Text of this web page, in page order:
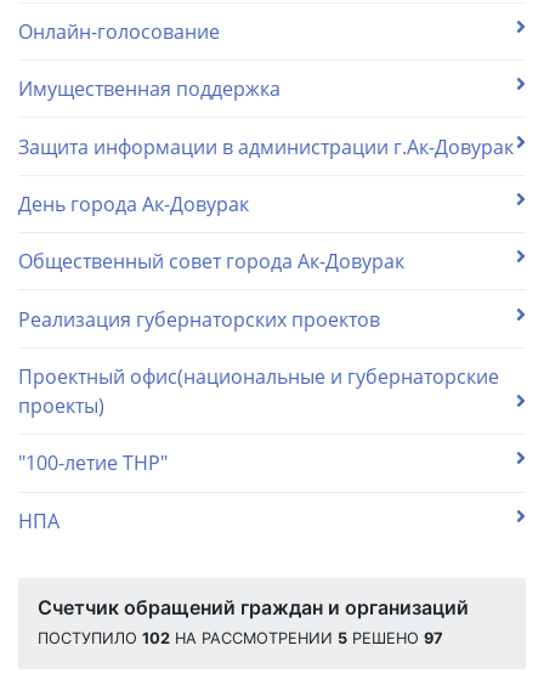
Онлайн-голосование
Имущественная поддержка
Защита информации в администрации г.Ак-Довурак
День города Ак-Довурак
Общественный совет города Ак-Довурак
Реализация губернаторских проектов
Проектный офис(национальные и губернаторские
проекты)
"100-летие ТНР"
НПА
Счетчик обращений граждан и организаций
ПОСТУПИЛО 102 НА РАССМОТРЕНИИ 5 РЕШЕНО 97